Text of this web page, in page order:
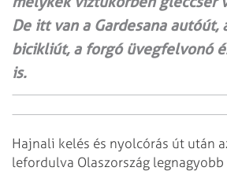
De itt van a Gardesana autóút,
bicikliút, a forgó üvegfelvonó
is.
Hajnali kelés és nyolcórás út után
lefordulva Olaszország legnagyobb